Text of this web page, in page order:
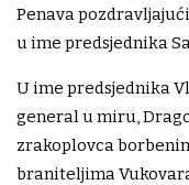
Penava
u ime predsjednika
U ime predsjednika
general u miru,
zrakoplovca
braniteljima